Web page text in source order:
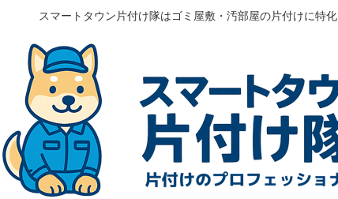
スマートタウン片付け隊はゴミ屋敷・汚部屋の片付けに特化